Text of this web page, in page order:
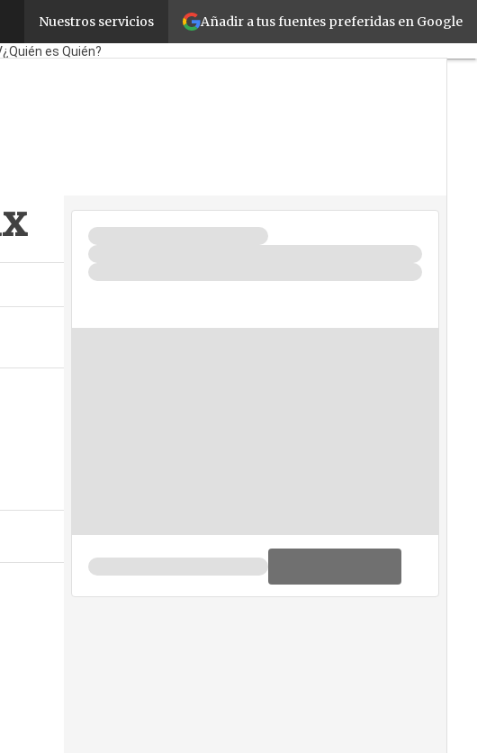
Añadir a tus fuentes preferidas en Google
Nuestros servicios
CorporateRetailCloudMovilidad
¿Quién es Quién?